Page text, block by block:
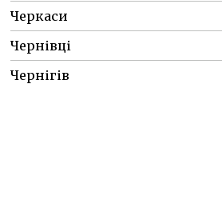
Черкаси
Чернівці
Чернігів